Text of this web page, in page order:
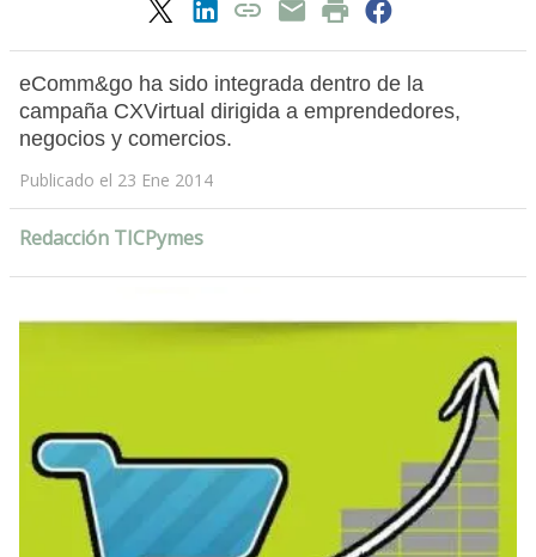
eComm&go ha sido integrada dentro de la
campaña CXVirtual dirigida a emprendedores,
negocios y comercios.
Publicado el 23 Ene 2014
Redacción TICPymes